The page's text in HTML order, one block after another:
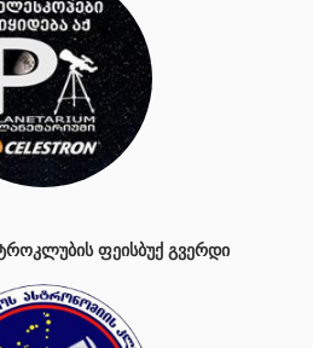
ᲤᲔᲘᲡᲑᲣᲥ ᲒᲕᲔᲠᲓᲘ